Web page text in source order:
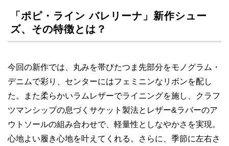
「ポピ・ライン バレリーナ」新作シュー
ズ、その特徴とは？
今回の新作では、丸みを帯びたつま先部分をモノグラム・
デニムで彩り、センターにはフェミニンなリボンを配し
た。また柔らかいラムレザーでライニングを施し、クラフ
ツマンシップの息づくサケット製法とレザー&ラバーのア
ウトソールの組み合わせで、軽量性としなやかさを実現。
心地よい履き心地を叶えてくれる。さらに、季節に左右さ